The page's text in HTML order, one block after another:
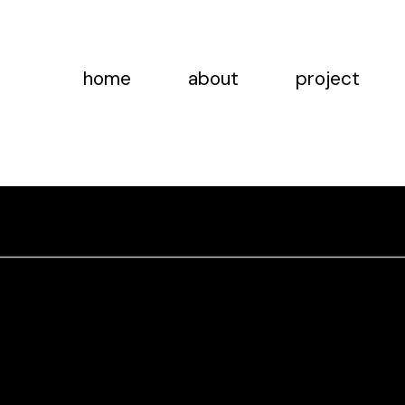
home about project